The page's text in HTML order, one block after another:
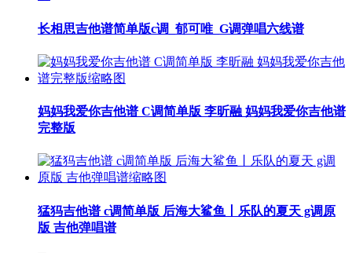
长相思吉他谱简单版c调_郁可唯_G调弹唱六线谱
妈妈我爱你吉他谱 C调简单版 李昕融 妈妈我爱你吉他谱
完整版
猛犸吉他谱 c调简单版 后海大鲨鱼丨乐队的夏天 g调原
版 吉他弹唱谱